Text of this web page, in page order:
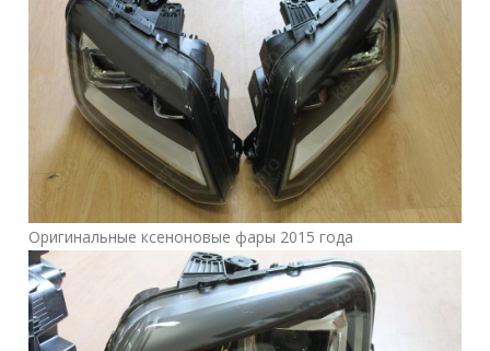
Оригинальные ксеноновые фары 2015 года